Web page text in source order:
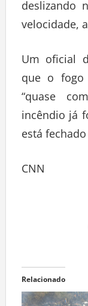
deslizando
velocidade,
Um oficial
que o fogo
“quase
incêndio já
está
CNN
Relacionado